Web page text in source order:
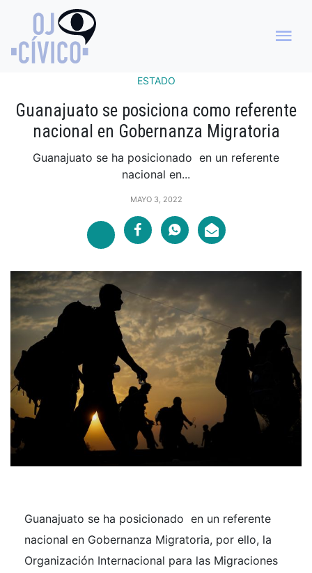
ESTADO
Guanajuato se posiciona como referente
nacional en Gobernanza Migratoria
Guanajuato se ha posicionado en un referente
nacional en...
MAYO 3, 2022
Guanajuato se ha posicionado en un referente
nacional en Gobernanza Migratoria, por ello, la
Organización Internacional para las Migraciones